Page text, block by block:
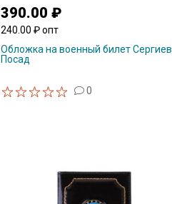
390.00 ₽
240.00 ₽ опт
Обложка на военный билет Сергиев
Посад
0